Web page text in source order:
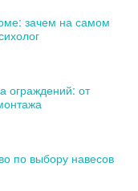
зачем на самом
ограждений: от
по выбору навесов